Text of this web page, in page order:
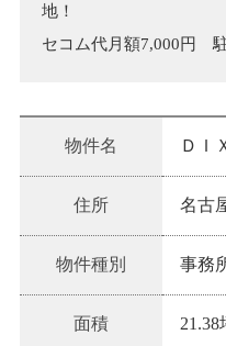
地！
セコム代月額7,000円　
物件名 ＤＩ
住所 名古
物件種別 事務
面積 21.38